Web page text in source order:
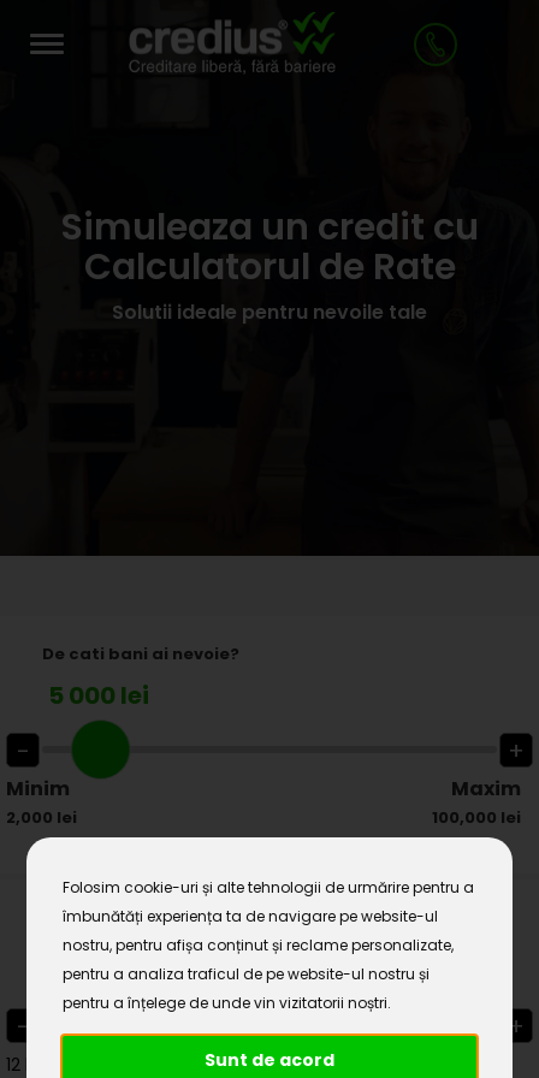
Folosim cookie-uri și alte tehnologii de urmărire pentru a
îmbunătăți experiența ta de navigare pe website-ul
nostru, pentru afișa conținut și reclame personalizate,
pentru a analiza traficul de pe website-ul nostru și
pentru a înțelege de unde vin vizitatorii noștri.
Sunt de acord
Toggle
Simuleaza un credit cu
Calculatorul de Rate
Solutii ideale pentru nevoile tale
De cati bani ai nevoie?
5 000 lei
-
+
Minim
2,000 lei
Maxim
100,000 lei
Pe ce perioada?
12 luni
-
+
12 luni